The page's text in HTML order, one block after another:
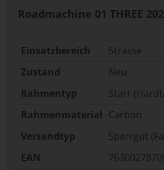
Roadmachine 01 THREE
Einsatzbereich
Strasse
Zustand
Neu
Rahmentyp
Starr
Rahmenmaterial Carbon
Versandtyp
Sperrgut
EAN